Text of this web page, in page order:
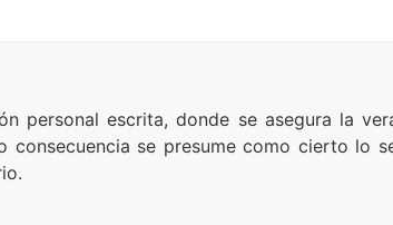
personal escrita, donde se asegura la
consecuencia se presume como cierto lo